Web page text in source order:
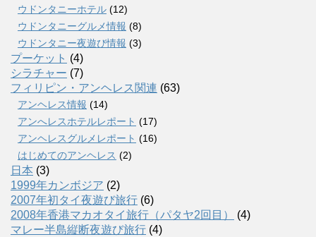
ウドンタニーホテル (12)
ウドンタニーグルメ情報 (8)
ウドンタニー夜遊び情報 (3)
プーケット (4)
シラチャー (7)
フィリピン・アンヘレス関連 (63)
アンヘレス情報 (14)
アンへレスホテルレポート (17)
アンヘレスグルメレポート (16)
はじめてのアンヘレス (2)
日本 (3)
1999年カンボジア (2)
2007年初タイ夜遊び旅行 (6)
2008年香港マカオタイ旅行（パタヤ2回目）
(4)
マレー半島縦断夜遊び旅行 (4)